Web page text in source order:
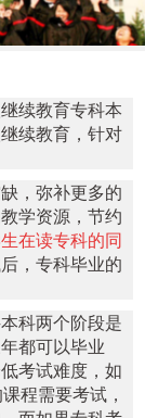
续教育专科本
续教育，针对
，弥补更多的
学资源，节约
在读专科的同
，专科毕业的
科两个阶段是
都可以毕业
考试难度，如
程需要考试，